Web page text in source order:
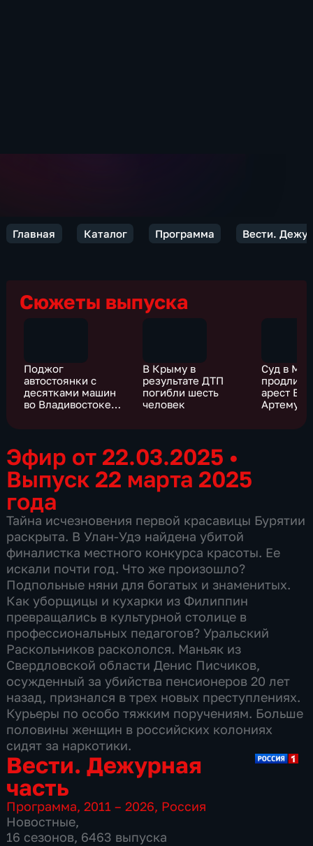
Главная Каталог Программа Вести.
Сюжеты выпуска
Поджог
автостоянки с
десятками машин
во Владивостоке
В Крыму в
результате ДТП
погибли шесть
человек
Суд в
продлил
арест
Артему
Эфир от 22.03.2025 •
Выпуск 22 марта 2025
года
Тайна исчезновения первой красавицы Бурятии
раскрыта. В Улан-Удэ найдена убитой
финалистка местного конкурса красоты. Ее
искали почти год. Что же произошло?
Подпольные няни для богатых и знаменитых.
Как уборщицы и кухарки из Филиппин
превращались в культурной столице в
профессиональных педагогов? Уральский
Раскольников раскололся. Маньяк из
Свердловской области Денис Писчиков,
осужденный за убийства пенсионеров 20 лет
назад, признался в трех новых преступлениях.
Курьеры по особо тяжким поручениям. Больше
половины женщин в российских колониях
сидят за наркотики.
Вести. Дежурная
часть
Программа,2011 – 2026, Россия
Новостные,
16 сезонов, 6463 выпуска